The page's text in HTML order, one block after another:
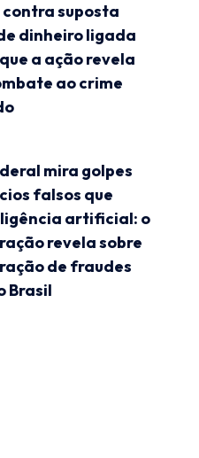
suposta
dinheiro ligada
que a ação revela
ao crime
mira golpes
falsos que
artificial: o
revela sobre
de fraudes
Brasil